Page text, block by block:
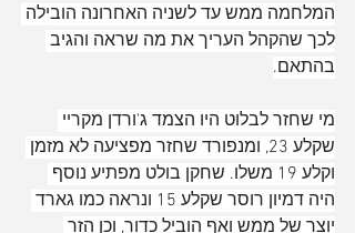
המלחמה ממש עד לשניה האחרונה הובילה
לכך שהקהל העריך את מה שראה והגיב
בהתאם.
מי שחזר לבלוט היו הצמד ג'ורדן מקריי
שקלע 23, ומנפורד שחזר מפציעה לא מזמן
וקלע 19 משלו. שחקן בולט מפתיע נוסף
היה דמיון רוסר שקלע 15 ונראה כמו גארד
יוצר של ממש ואף הוביל כדור, וכן הזר